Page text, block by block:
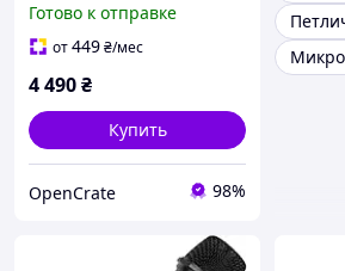
режима записи для игр/
подкастинга/вещания,
Готово к отправке
от449₴/мес
4 490₴
Купить
OpenCrate 98%